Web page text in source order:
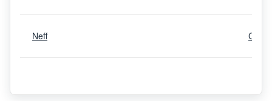
Neff